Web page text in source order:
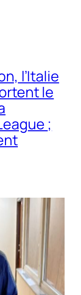
l’Italie
le
;